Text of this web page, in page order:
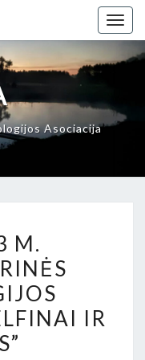
Asociacija
M.
IR